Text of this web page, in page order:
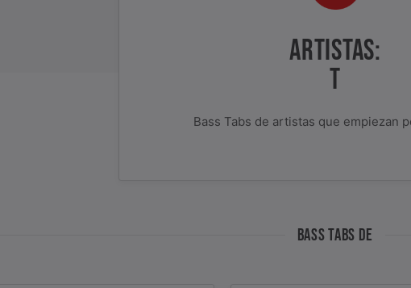
ARTISTAS:
T
Bass Tabs de artistas que empiezan
BASS TABS DE